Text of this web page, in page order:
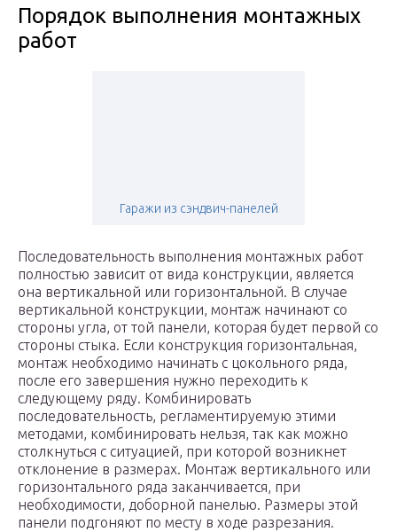
Порядок выполнения монтажных
работ
Гаражи из сэндвич-панелей
Последовательность выполнения монтажных работ
полностью зависит от вида конструкции, является
она вертикальной или горизонтальной. В случае
вертикальной конструкции, монтаж начинают со
стороны угла, от той панели, которая будет первой со
стороны стыка. Если конструкция горизонтальная,
монтаж необходимо начинать с цокольного ряда,
после его завершения нужно переходить к
следующему ряду. Комбинировать
последовательность, регламентируемую этими
методами, комбинировать нельзя, так как можно
столкнуться с ситуацией, при которой возникнет
отклонение в размерах. Монтаж вертикального или
горизонтального ряда заканчивается, при
необходимости, доборной панелью. Размеры этой
панели подгоняют по месту в ходе разрезания.